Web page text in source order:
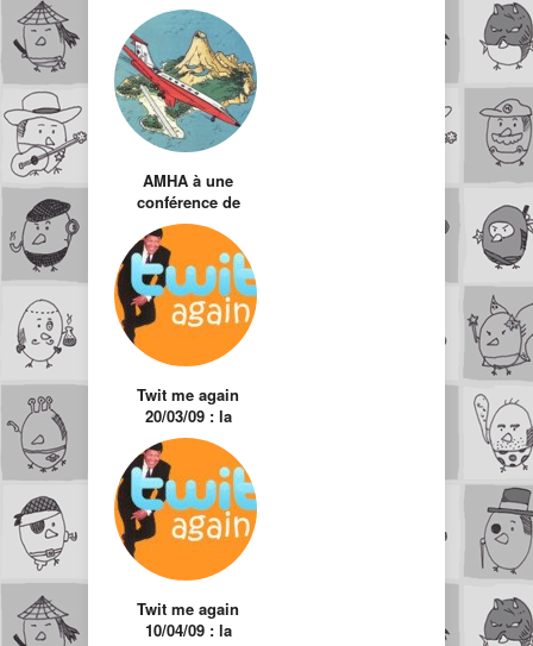
AMHA à une
conférence de
presse
Twit me again
20/03/09 : la
sélection des twits
hors actualité
Twit me again
10/04/09 : la